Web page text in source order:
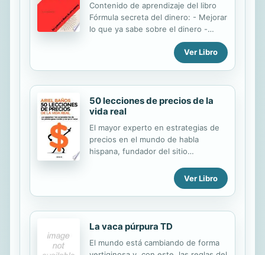
Contenido de aprendizaje del libro
Fórmula secreta del dinero: - Mejorar
lo que ya sabe sobre el dinero -
Evitar las cinco trampas financieras -
Desmontando los mitos que ha oído
sobre el dinero - El dinero no es un
de los honorarios - La fórmula de la
suerte - Cuatro formas de ganar
dinero - La palabra más importante
para tu cartera Estoy seguro de que
todo lo aprendido en este libro te
será útil para crear y mantener tu
riqueza. Así que, ¡compre este libro
Ver Libro
50 lecciones de precios de la
vida real
El mayor experto en estrategias de
precios en el mundo de habla
hispana, fundador del sitio
portal en castellano especializado en
estrategias de precios-, analiza 50
situaciones de la vida cotidiana de
las que extrae valiosas lecciones
para vender y comprar mejor.
Ver Libro
La vaca púrpura TD
El mundo está cambiando de forma